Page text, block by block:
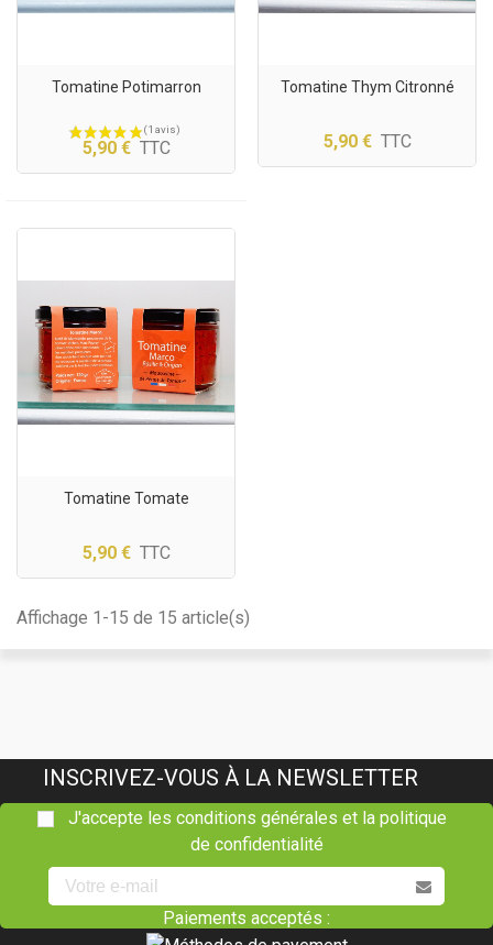
Tomatine Potimarron
5,90 € TTC
Tomatine Thym Citronné
5,90 € TTC
Tomatine Tomate
5,90 € TTC
Affichage 1-15 de 15 article(s)
INSCRIVEZ-VOUS À LA NEWSLETTER
J'accepte les conditions générales et la politique
de confidentialité
Paiements acceptés :